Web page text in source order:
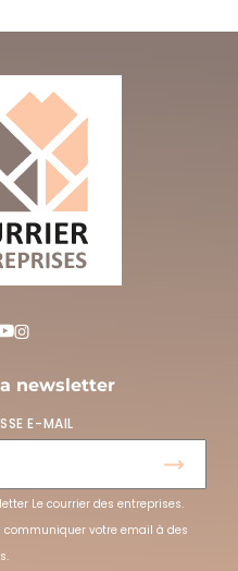
newsletter
E-MAIL
Le courrier des entreprises.
votre email à des